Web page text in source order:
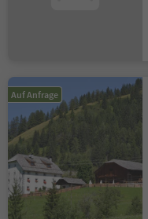
Auf Anfrage